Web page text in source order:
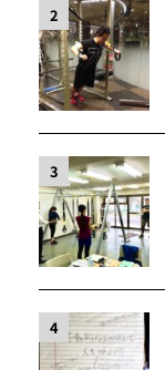
2
3
4